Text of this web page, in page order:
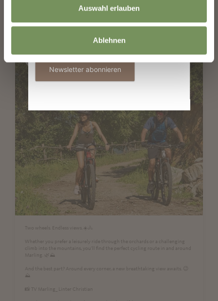
Auswahl erlauben
Ablehnen
marling_marlengo
Two wheels. Endless views.☀️🚴
Whether you prefer a leisurely ride through the orchards or a challenging
climb into the mountains, you'll find the perfect cycling route in and around
Marling. 🌿⛰️
And the best part? Around every corner, a new breathtaking view awaits. 😉
⛰
📸 TV Marling_ Linter Christian
Informationen zur Verwendung der Daten
Newsletter abonnieren